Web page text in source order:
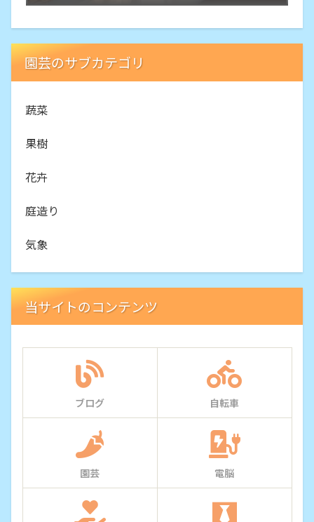
園芸のサブカテゴリ
蔬菜
果樹
花卉
庭造り
気象
当サイトのコンテンツ
ブログ 自転車
園芸 電脳